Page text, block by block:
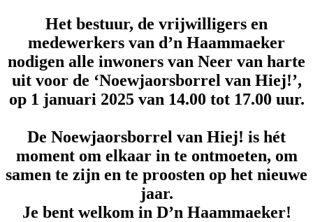
Het bestuur, de vrijwilligers en
medewerkers van d’n Haammaeker
nodigen alle inwoners van Neer van harte
uit voor de ‘Noewjaorsborrel van Hiej!’,
op 1 januari 2025 van 14.00 tot 17.00 uur.
De Noewjaorsborrel van Hiej! is hét
moment om elkaar in te ontmoeten, om
samen te zijn en te proosten op het nieuwe
jaar.
Je bent welkom in D’n Haammaeker!